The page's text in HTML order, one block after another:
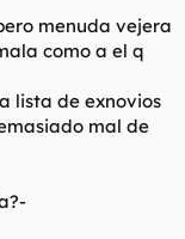
menuda vejera
como a el q
lista de exnovios
mal de